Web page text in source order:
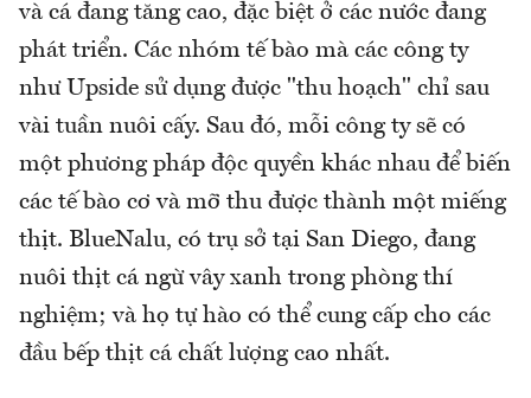
và cá đang tăng cao, đặc biệt ở các nước đang
phát triển. Các nhóm tế bào mà các công ty
như Upside sử dụng được "thu hoạch" chỉ sau
vài tuần nuôi cấy. Sau đó, mỗi công ty sẽ có
một phương pháp độc quyền khác nhau để biến
các tế bào cơ và mỡ thu được thành một miếng
thịt. BlueNalu, có trụ sở tại San Diego, đang
nuôi thịt cá ngừ vây xanh trong phòng thí
nghiệm; và họ tự hào có thể cung cấp cho các
đầu bếp thịt cá chất lượng cao nhất.